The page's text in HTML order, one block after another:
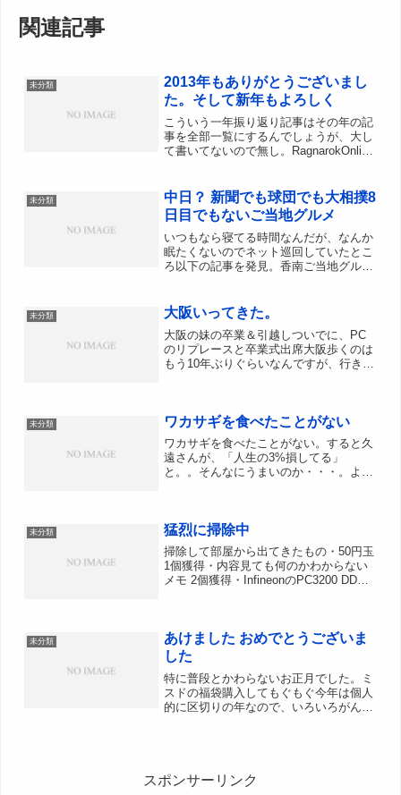
関連記事
未分類
2013年もありがとうございまし
た。そして新年もよろしく
こういう一年振り返り記事はその年の記
事を全部一覧にするんでしょうが、大し
て書いてないので無し。RagnarokOnline
メモリアル 時空ブーツ2013.1...
未分類
中日？ 新聞でも球団でも大相撲8
日目でもないご当地グルメ
いつもなら寝てる時間なんだが、なんか
眠たくないのでネット巡回していたとこ
ろ以下の記事を発見。香南ご当地グル
(リンク切れ)配信元の高知新聞の該当記
事 高知...
未分類 大阪いってきた。
大阪の妹の卒業＆引越しついでに、PC
のリプレースと卒業式出席大阪歩くのは
もう10年ぶりぐらいなんですが、行きは
暗黙的に物音立てられな...
未分類 ワカサギを食べたことがない
ワカサギを食べたことがない。すると久
遠さんが、「人生の3%損してる」
と。。そんなにうまいのか・・・。よく
ったよ。 と言ったらキビナゴ...
未分類 猛烈に掃除中
掃除して部屋から出てきたもの・50円玉
1個獲得・内容見ても何のかわからない
メモ 2個獲得・InfineonのPC3200 DDR
未分類
あけました おめでとうございま
した
特に普段とかわらないお正月でした。ミ
スドの福袋購入してもぐもぐ今年は個人
的に区切りの年なので、いろいろがんば
スポンサーリンク